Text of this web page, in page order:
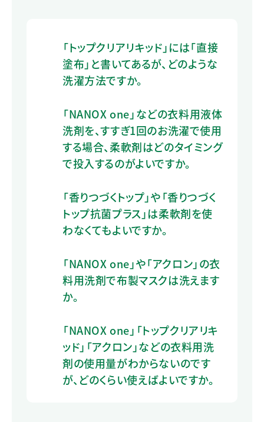
「トップクリアリキッド」には「直接
塗布」と書いてあるが、どのような
洗濯方法ですか。
「NANOX one」などの衣料用液体
洗剤を、すすぎ1回のお洗濯で使用
する場合、柔軟剤はどのタイミング
で投入するのがよいですか。
「香りつづくトップ」や「香りつづく
トップ抗菌プラス」は柔軟剤を使
わなくてもよいですか。
「NANOX one」や「アクロン」の衣
料用洗剤で布製マスクは洗えます
か。
「NANOX one」「トップクリアリキ
ッド」「アクロン」などの衣料用洗
剤の使用量がわからないのです
が、どのくらい使えばよいですか。